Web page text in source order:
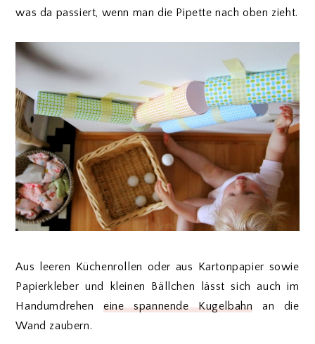
was da passiert, wenn man die Pipette nach oben zieht.
Aus leeren Küchenrollen oder aus Kartonpapier sowie
Papierkleber und kleinen Bällchen lässt sich auch im
Handumdreheneine spannende Kugelbahn an die
Wand zaubern.